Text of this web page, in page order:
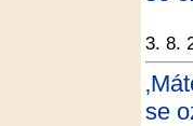
3. 8.
se